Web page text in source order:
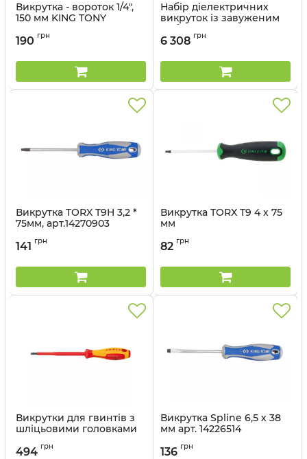
Викрутка - вороток 1/4",
150 мм KING TONY
190 грн
Набір діелектричних
викруток із завуженим
робочим кінцем KNIPEX
00 20 12 V04,
Артикул: 00 20 01 V04
6 308 грн
Викрутка TORX T9H 3,2 *
75мм, арт.14270903
141 грн
Викрутка TORX T9 4 х 75
мм
82 грн
Викрутки для гвинтів з
шліцьовими головками
Артикул:
494 грн
Викрутка Spline 6,5 х 38
мм арт. 14226514
136 грн